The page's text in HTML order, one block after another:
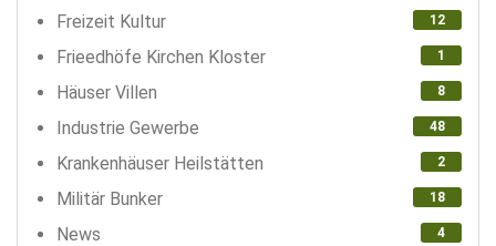
Freizeit Kultur 12
Frieedhöfe Kirchen Kloster 1
Häuser Villen 8
Industrie Gewerbe 48
Krankenhäuser Heilstätten 2
Militär Bunker 18
News 4